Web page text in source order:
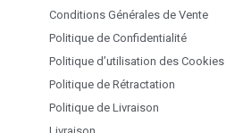
Conditions Générales de Vente
Politique de Confidentialité
Politique d’utilisation des Cookies
Politique de Rétractation
Politique de Livraison